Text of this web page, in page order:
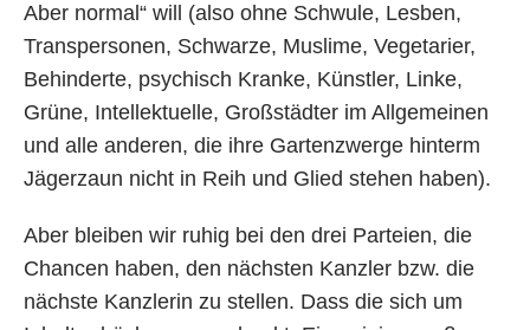
Aber normal“ will (also ohne Schwule, Lesben,
Transpersonen, Schwarze, Muslime, Vegetarier,
Behinderte, psychisch Kranke, Künstler, Linke,
Grüne, Intellektuelle, Großstädter im Allgemeinen
und alle anderen, die ihre Gartenzwerge hinterm
Jägerzaun nicht in Reih und Glied stehen haben).
Aber bleiben wir ruhig bei den drei Parteien, die
Chancen haben, den nächsten Kanzler bzw. die
nächste Kanzlerin zu stellen. Dass die sich um